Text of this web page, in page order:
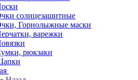
солнцезащитные
Горнолыжные маски
варежки
рюкзаки